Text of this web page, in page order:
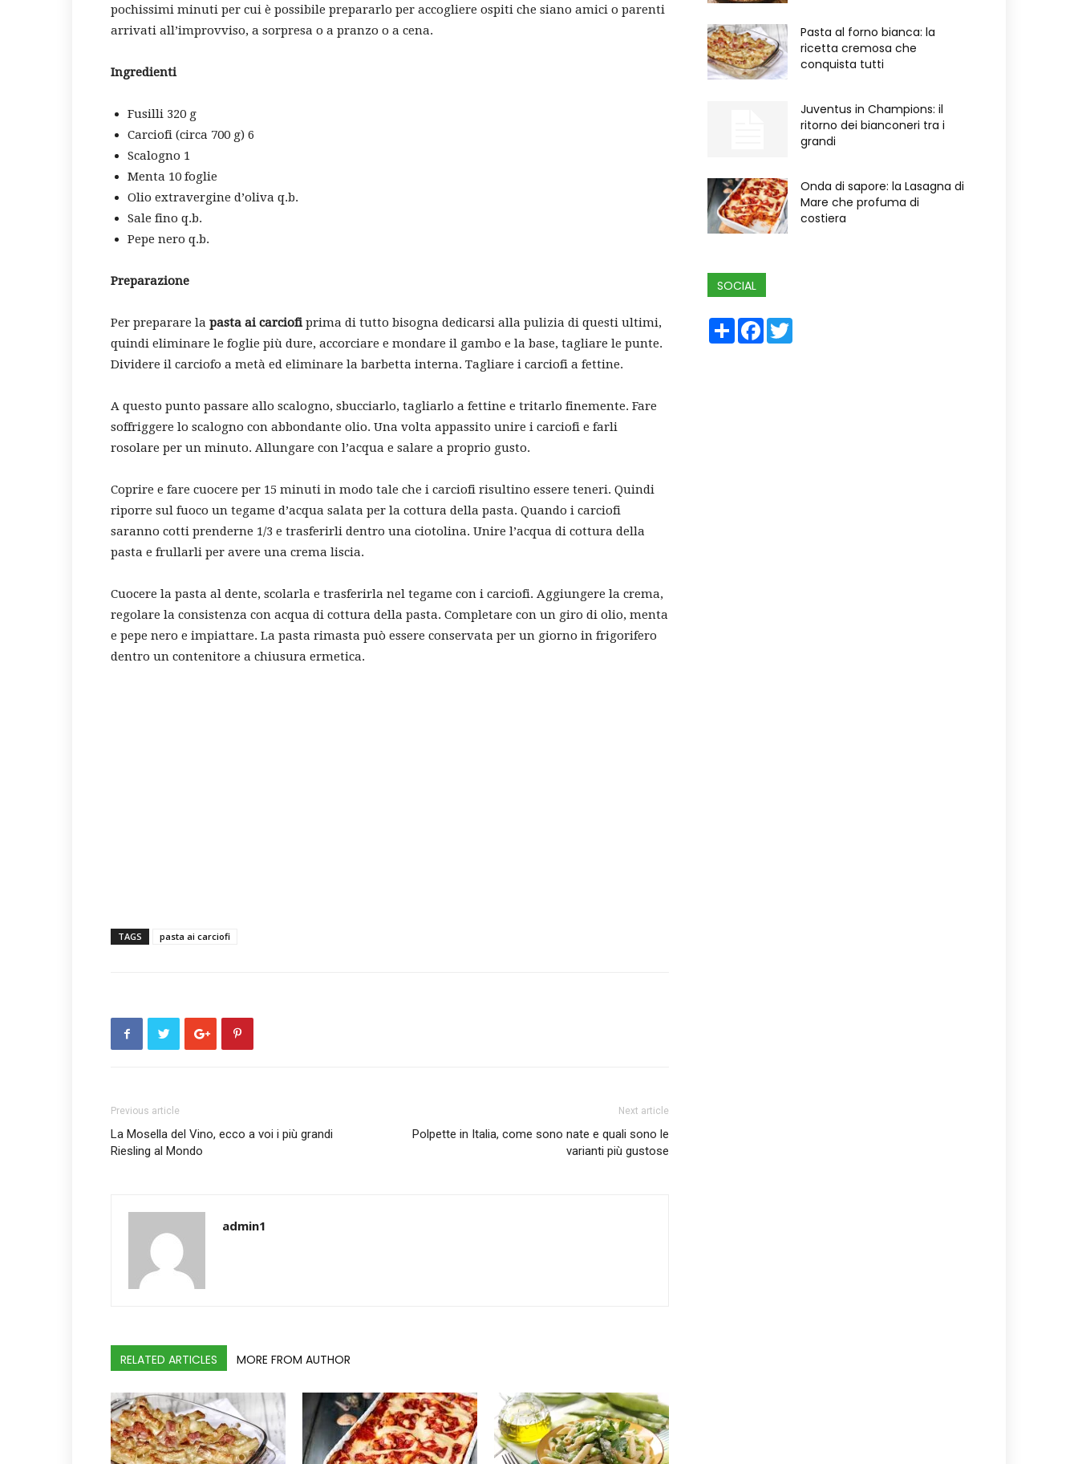
pochissimi minuti per cui è possibile prepararlo per accogliere ospiti che siano amici o parenti
arrivati all’improvviso, a sorpresa o a pranzo o a cena.
Ingredienti
Fusilli 320 g
Carciofi (circa 700 g) 6
Scalogno 1
Menta 10 foglie
Olio extravergine d’oliva q.b.
Sale fino q.b.
Pepe nero q.b.
Preparazione
Per preparare la pasta ai carciofiprima di tutto bisogna dedicarsi alla pulizia di questi ultimi,
quindi eliminare le foglie più dure, accorciare e mondare il gambo e la base, tagliare le punte.
Dividere il carciofo a metà ed eliminare la barbetta interna. Tagliare i carciofi a fettine.
A questo punto passare allo scalogno, sbucciarlo, tagliarlo a fettine e tritarlo finemente. Fare
soffriggere lo scalogno con abbondante olio. Una volta appassito unire i carciofi e farli
rosolare per un minuto. Allungare con l’acqua e salare a proprio gusto.
Coprire e fare cuocere per 15 minuti in modo tale che i carciofi risultino essere teneri. Quindi
riporre sul fuoco un tegame d’acqua salata per la cottura della pasta. Quando i carciofi
saranno cotti prenderne 1/3 e trasferirli dentro una ciotolina. Unire l’acqua di cottura della
pasta e frullarli per avere una crema liscia.
Cuocere la pasta al dente, scolarla e trasferirla nel tegame con i carciofi. Aggiungere la crema,
regolare la consistenza con acqua di cottura della pasta. Completare con un giro di olio, menta
e pepe nero e impiattare. La pasta rimasta può essere conservata per un giorno in frigorifero
dentro un contenitore a chiusura ermetica.
TAGS pasta ai carciofi
Previous article
La Mosella del Vino, ecco a voi i più grandi
Riesling al Mondo
Next article
Polpette in Italia, come sono nate e quali sono le
varianti più gustose
admin1
RELATED ARTICLES MORE FROM AUTHOR
Pasta al forno bianca: la
ricetta cremosa che
conquista tutti
Juventus in Champions: il
ritorno dei bianconeri tra i
grandi
Onda di sapore: la Lasagna di
Mare che profuma di
costiera
SOCIAL
ShareFacebook